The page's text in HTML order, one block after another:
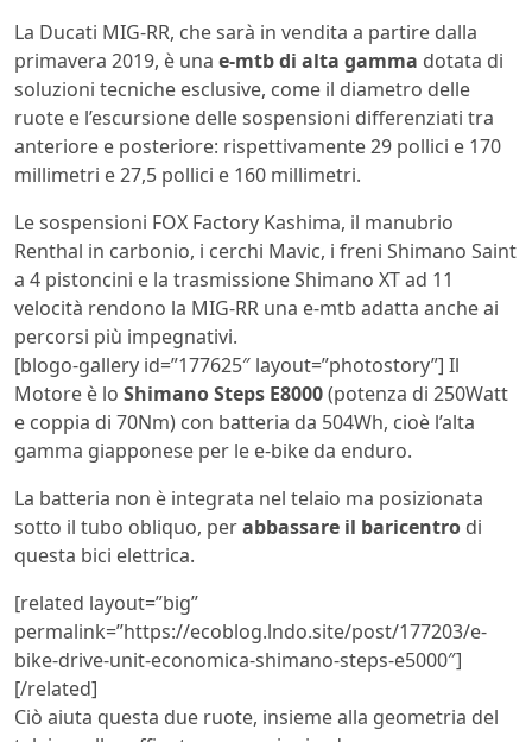
La Ducati MIG-RR, che sarà in vendita a partire dalla
primavera 2019, è una e-mtb di alta gamma dotata di
soluzioni tecniche esclusive, come il diametro delle
ruote e l’escursione delle sospensioni differenziati tra
anteriore e posteriore: rispettivamente 29 pollici e 170
millimetri e 27,5 pollici e 160 millimetri.
Le sospensioni FOX Factory Kashima, il manubrio
Renthal in carbonio, i cerchi Mavic, i freni Shimano Saint
a 4 pistoncini e la trasmissione Shimano XT ad 11
velocità rendono la MIG-RR una e-mtb adatta anche ai
percorsi più impegnativi.
[blogo-gallery id=”177625″ layout=”photostory”] Il
Motore è lo Shimano Steps E8000(potenza di 250Watt
e coppia di 70Nm) con batteria da 504Wh, cioè l’alta
gamma giapponese per le e-bike da enduro.
La batteria non è integrata nel telaio ma posizionata
sotto il tubo obliquo, perabbassare il baricentro di
questa bici elettrica.
[related layout=”big”
permalink=”https://ecoblog.lndo.site/post/177203/e-
bike-drive-unit-economica-shimano-steps-e5000″]
[/related]
Ciò aiuta questa due ruote, insieme alla geometria del